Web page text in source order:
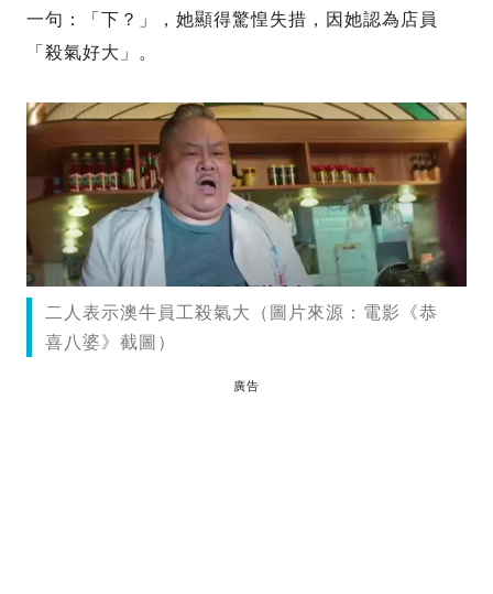
一句：「下？」，她顯得驚惶失措，因她認為店員
「殺氣好大」。
二人表示澳牛員工殺氣大（圖片來源：電影《恭
喜八婆》截圖）
廣告